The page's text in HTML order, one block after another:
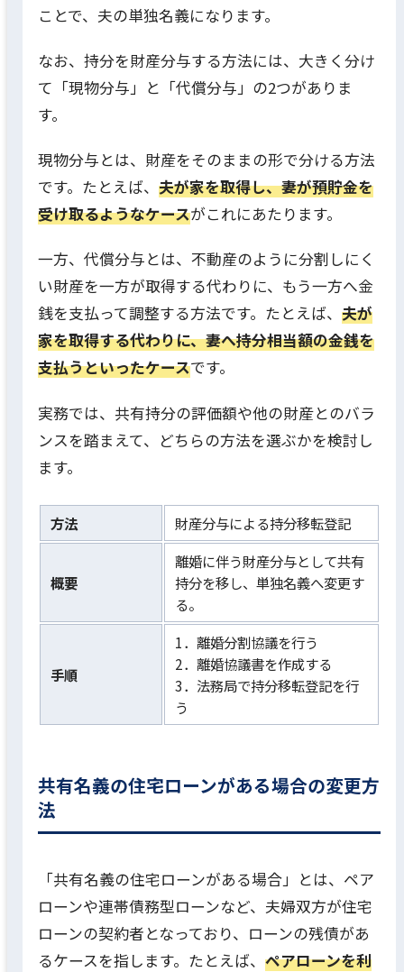
ことで、夫の単独名義になります。
なお、持分を財産分与する方法には、大きく分け
て「現物分与」と「代償分与」の2つがありま
す。
現物分与とは、財産をそのままの形で分ける方法
です。たとえば、 夫が家を取得し、妻が預貯金を
受け取るようなケースがこれにあたります。
一方、代償分与とは、不動産のように分割しにく
い財産を一方が取得する代わりに、もう一方へ金
銭を支払って調整する方法です。たとえば、 夫が
家を取得する代わりに、妻へ持分相当額の金銭を
支払うといったケースです。
実務では、共有持分の評価額や他の財産とのバラ
ンスを踏まえて、どちらの方法を選ぶかを検討し
ます。
方法 財産分与による持分移転登記
概要
離婚に伴う財産分与として共有
持分を移し、単独名義へ変更す
る。
手順
1．離婚分割協議を行う
2．離婚協議書を作成する
3．法務局で持分移転登記を行
う
共有名義の住宅ローンがある場合の変更方
法
「共有名義の住宅ローンがある場合」とは、ペア
ローンや連帯債務型ローンなど、夫婦双方が住宅
ローンの契約者となっており、ローンの残債があ
るケースを指します。たとえば、 ペアローンを利